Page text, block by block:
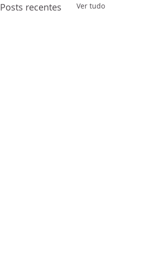
Posts recentes Ver tudo